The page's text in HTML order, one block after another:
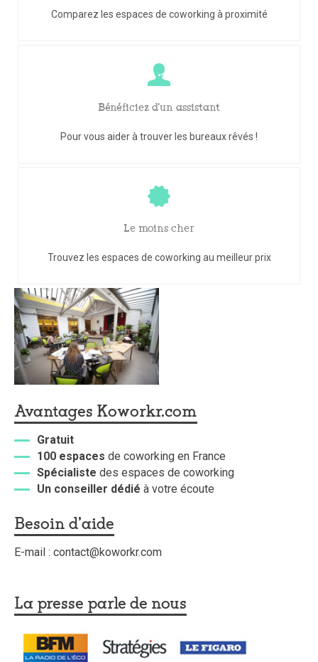
Comparez les espaces de coworking à proximité
Bénéficiez d'un assistant
Pour vous aider à trouver les bureaux rêvés !
Le moins cher
Trouvez les espaces de coworking au meilleur prix
Avantages Koworkr.com
Gratuit
100 espaces de coworking en France
Spécialiste des espaces de coworking
Un conseiller dédié à votre écoute
Besoin d'aide
E-mail : contact@koworkr.com
La presse parle de nous